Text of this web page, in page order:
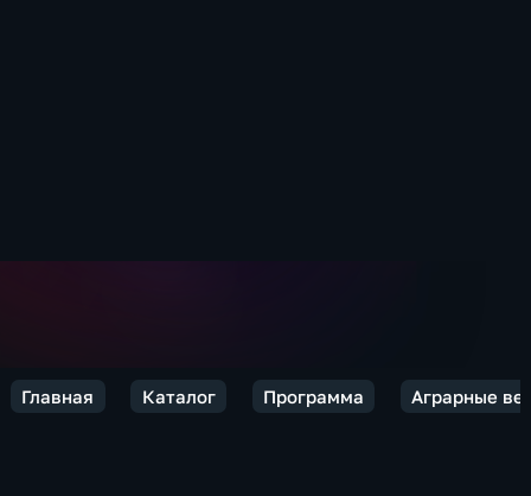
Главная Каталог Программа Аграрные